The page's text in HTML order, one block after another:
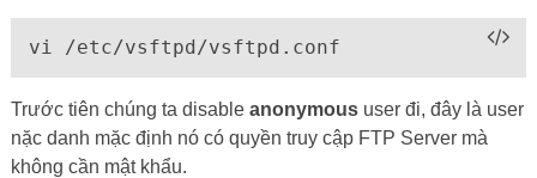
vi /etc/vsftpd/vsftpd.conf
Trước tiên chúng ta disableanonymoususer đi, đây là user
nặc danh mặc định nó có quyền truy cập FTP Server mà
không cần mật khẩu.